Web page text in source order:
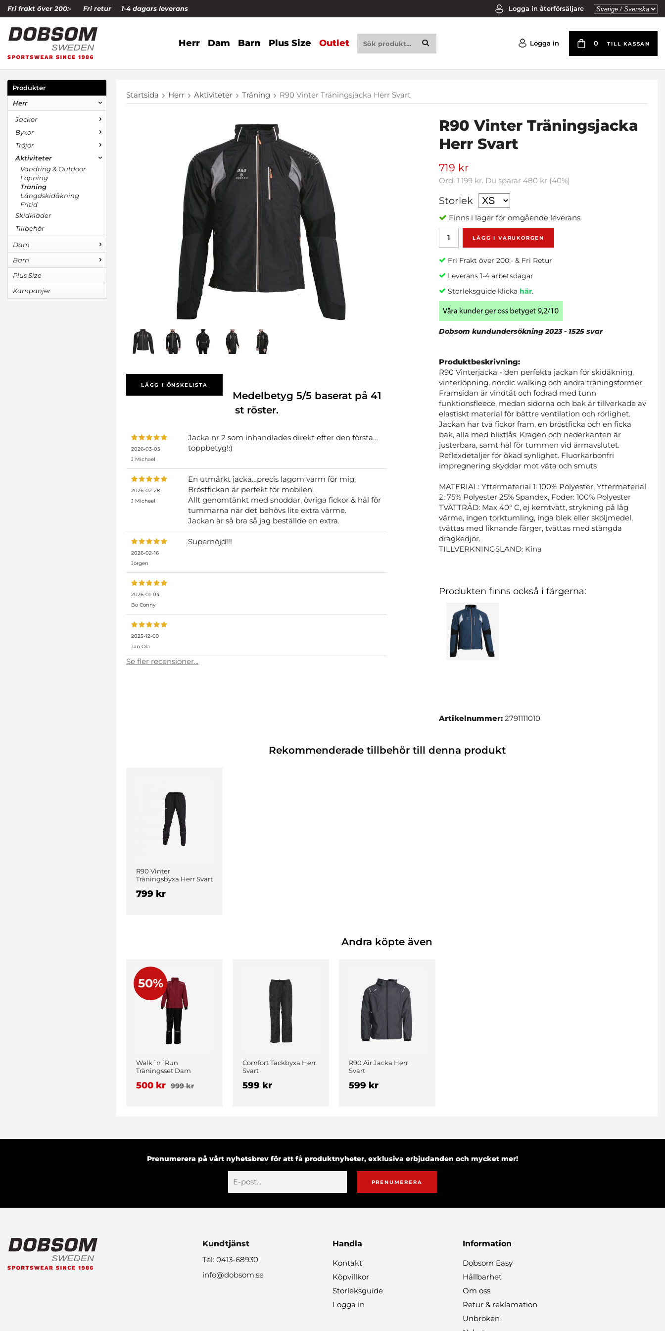
Fri frakt över 200:- Fri retur 1-4 dagars leverans Logga in återförsäljare
Herr Dam Barn Plus Size Outlet Logga in 0 TILL KASSAN
Produkter
Herr
Jackor
Byxor
Tröjor
Aktiviteter
Vandring & Outdoor
Löpning
Träning
Längdskidåkning
Fritid
Skidkläder
Tillbehör
Dam
Barn
Plus Size
Kampanjer
Startsida Herr Aktiviteter Träning R90 Vinter Träningsjacka Herr Svart
R90 Vinter Träningsjacka
Herr Svart
719 kr
Ord.1 199 kr. Du sparar480 kr (40%)
Storlek
Finns i lager för omgående leverans
LÄGG I VARUKORGEN
Fri Frakt över 200:- & Fri Retur
Leverans 1-4 arbetsdagar
Storleksguide klickahär.
Dobsom kundundersökning 2023 - 1525 svar
Produktbeskrivning:
R90 Vinterjacka - den perfekta jackan för skidåkning,
vinterlöpning, nordic walking och andra träningsformer.
Framsidan är vindtät och fodrad med tunn
funktionsfleece, medan sidorna och bak är tillverkade av
elastiskt material för bättre ventilation och rörlighet.
Jackan har två fickor fram, en bröstficka och en ficka
bak, alla med blixtlås. Kragen och nederkanten är
justerbara, samt hål för tummen vid ärmavslutet.
Reflexdetaljer för ökad synlighet. Fluorkarbonfri
impregnering skyddar mot väta och smuts
MATERIAL: Yttermaterial 1: 100% Polyester, Yttermaterial
2: 75% Polyester 25% Spandex, Foder: 100% Polyester
TVÄTTRÅD: Max 40° C, ej kemtvätt, strykning på låg
värme, ingen torktumling, inga blek eller sköljmedel,
tvättas med liknande färger, tvättas med stängda
dragkedjor.
TILLVERKNINGSLAND: Kina
Produkten finns också i färgerna:
Artikelnummer:2791111010
LÄGG I ÖNSKELISTA
Medelbetyg5/5 baserat på41
st röster.
2026-03-05
J Michael
Jacka nr 2 som inhandlades direkt efter den första…
toppbetyg!:)
2026-02-28
J Michael
En utmärkt jacka…precis lagom varm för mig.
Bröstfickan är perfekt för mobilen.
Allt genomtänkt med snoddar, övriga fickor & hål för
tummarna när det behövs lite extra värme.
Jackan är så bra så jag beställde en extra.
2026-02-16
Jörgen
Supernöjd!!!
2026-01-04
Bo Conny
2025-12-09
Jan Ola
Se fler recensioner...
Rekommenderade tillbehör till denna produkt
R90 Vinter
Träningsbyxa Herr Svart
799 kr
Andra köpte även
50%
Walk´n´Run
Träningsset Dam
500 kr 999 kr
Comfort Täckbyxa Herr
Svart
599 kr
R90 Air Jacka Herr
Svart
599 kr
Prenumerera på vårt nyhetsbrev för att få produktnyheter, exklusiva erbjudanden och mycket mer!
PRENUMERERA
Kundtjänst
Tel: 0413-68930
info@dobsom.se
Handla
Kontakt
Köpvillkor
Storleksguide
Logga in
Information
Dobsom Easy
Hållbarhet
Om oss
Retur & reklamation
Unbroken